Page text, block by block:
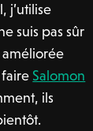
j’utilise
suis pas sûr
améliorée
Salomon
ils